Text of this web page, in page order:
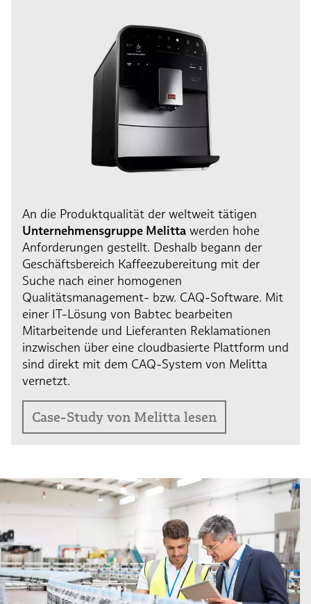
An die Produktqualität der weltweit tätigen
Unternehmensgruppe Melitta werden hohe
Anforderungen gestellt. Deshalb begann der
Geschäftsbereich Kaffeezubereitung mit der
Suche nach einer homogenen
Qualitätsmanagement- bzw. CAQ-Software. Mit
einer IT-Lösung von Babtec bearbeiten
Mitarbeitende und Lieferanten Reklamationen
inzwischen über eine cloudbasierte Plattform und
sind direkt mit dem CAQ-System von Melitta
vernetzt.
Case-Study von Melitta lesen